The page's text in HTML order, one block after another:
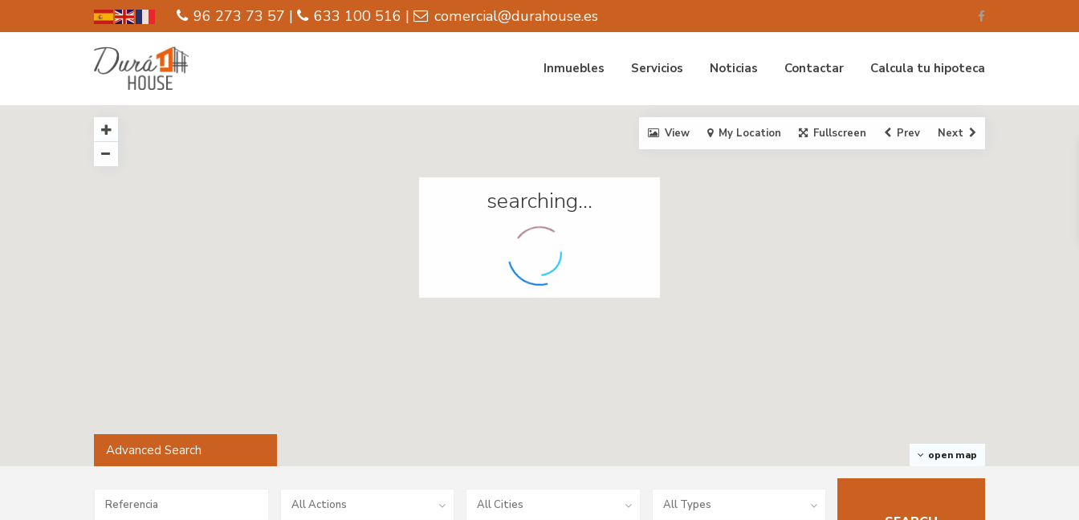
96 273 73 57 | 633 100 516 | comercial@durahouse.es
Inmuebles Servicios Noticias Contactar Calcula tu hipoteca
searching...
open map
View My Location Fullscreen Prev Next
Advanced Search
All Actions All Cities All Types